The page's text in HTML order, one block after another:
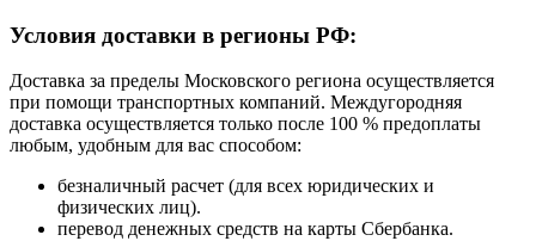
Условия доставки в регионы РФ:
Доставка за пределы Московского региона осуществляется
при помощи транспортных компаний. Междугородняя
доставка осуществляется только после 100 % предоплаты
любым, удобным для вас способом:
безналичный расчет (для всех юридических и
физических лиц).
перевод денежных средств на карты Сбербанка.